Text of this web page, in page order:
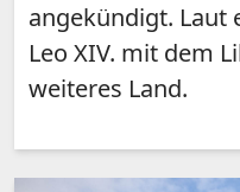
angekündigt. Laut
Leo XIV. mit dem
weiteres Land.